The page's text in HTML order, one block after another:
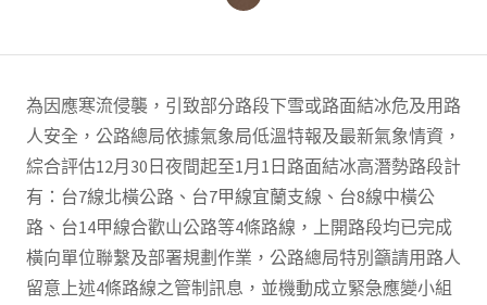
為因應寒流侵襲，引致部分路段下雪或路面結冰危及用路
人安全，公路總局依據氣象局低溫特報及最新氣象情資，
綜合評估12月30日夜間起至1月1日路面結冰高潛勢路段計
有：台7線北橫公路、台7甲線宜蘭支線、台8線中橫公
路、台14甲線合歡山公路等4條路線，上開路段均已完成
橫向單位聯繫及部署規劃作業，公路總局特別籲請用路人
留意上述4條路線之管制訊息，並機動成立緊急應變小組